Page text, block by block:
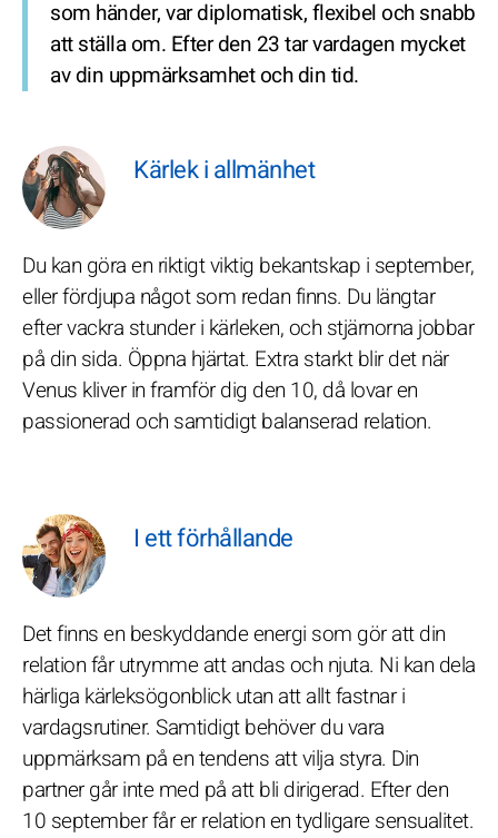
som händer, var diplomatisk, flexibel och snabb
att ställa om. Efter den 23 tar vardagen mycket
av din uppmärksamhet och din tid.
Kärlek i allmänhet
Du kan göra en riktigt viktig bekantskap i september,
eller fördjupa något som redan finns. Du längtar
efter vackra stunder i kärleken, och stjärnorna jobbar
på din sida. Öppna hjärtat. Extra starkt blir det när
Venus kliver in framför dig den 10, då lovar en
passionerad och samtidigt balanserad relation.
I ett förhållande
Det finns en beskyddande energi som gör att din
relation får utrymme att andas och njuta. Ni kan dela
härliga kärleksögonblick utan att allt fastnar i
vardagsrutiner. Samtidigt behöver du vara
uppmärksam på en tendens att vilja styra. Din
partner går inte med på att bli dirigerad. Efter den
10 september får er relation en tydligare sensualitet.